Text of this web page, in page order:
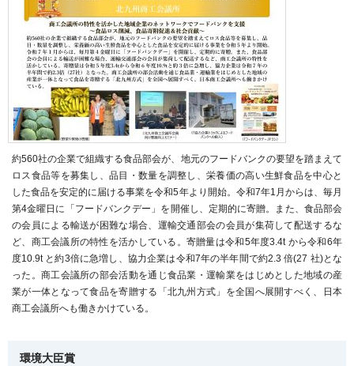
約560社の企業で組織する食品部会が、地元のフードバンクの要望を踏まえて
ロス食品等を募集し、品目・数量を調整し、栄養価の高い生鮮食品を中心と
した食品を安定的に届ける事業を令和5年より開始。令和7年1月からは、毎月
第4金曜日に「フードバンクデー」を開催し、定期的に寄贈。また、食品部会
の会員による輸送が困難な場合、運輸交通部会の会員が集荷して配送するな
ど、商工会議所の特性を活かしている。寄贈量は令和5年度3.4t から令和6年
度10.9t と約3倍に急増し、協力企業は令和7年の半年間で約2.3 倍(27 社)とな
った。商工会議所の部会活動を通じ食品業・運輸業をはじめとした地域の産
業が一体となって食品を寄贈する「北九州方式」を全国へ展開すべく、日本
商工会議所へも働きかけている。
環境大臣賞